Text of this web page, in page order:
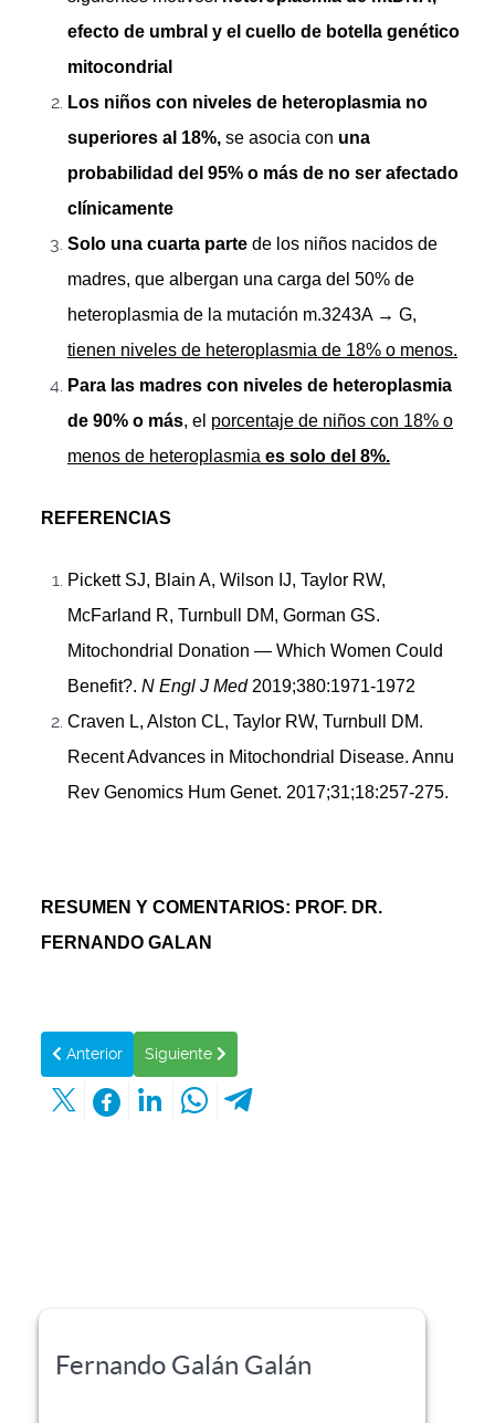
efecto de umbral y el cuello de botella genético
mitocondrial
Los niños con niveles de heteroplasmia no
superiores al 18%, se asocia con una
probabilidad del 95% o más de no ser afectado
clínicamente
Solo una cuarta parte de los niños nacidos de
madres, que albergan una carga del 50% de
heteroplasmia de la mutación m.3243A → G,
tienen niveles de heteroplasmia de 18% o menos.
Para las madres con niveles de heteroplasmia
de 90% o más, el porcentaje de niños con 18% o
menos de heteroplasmia es solo del 8%.
REFERENCIAS
Pickett SJ, Blain A, Wilson IJ, Taylor RW,
McFarland R, Turnbull DM, Gorman GS.
Mitochondrial Donation — Which Women Could
Benefit?. N Engl J Med2019;380:1971-1972
Craven L, Alston CL, Taylor RW, Turnbull DM.
Recent Advances in Mitochondrial Disease. Annu
Rev Genomics Hum Genet. 2017;31;18:257-275.
RESUMEN Y COMENTARIOS: PROF. DR.
FERNANDO GALAN
Artículo anterior: ENFERMEDADES MITOCONDRIALES
Anterior Artículo siguiente: SECUENCIACIÓN
Siguiente
Fernando Galán Galán